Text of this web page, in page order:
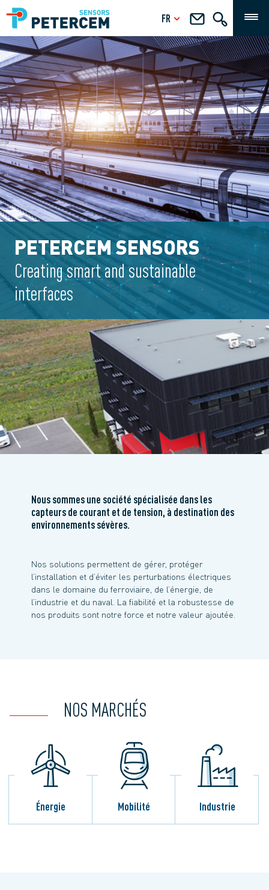
FR
PETERCEM SENSORS
Creating smart and sustainable
interfaces
Nous sommes une société spécialisée dans les
capteurs de courant et de tension, à destination des
environnements sévères.
Nos solutions permettent de gérer, protéger
l’installation et d’éviter les perturbations électriques
dans le domaine du ferroviaire, de l’énergie, de
l’industrie et du naval. La fiabilité et la robustesse de
nos produits sont notre force et notre valeur ajoutée.
NOS MARCHÉS
Énergie Mobilité Industrie